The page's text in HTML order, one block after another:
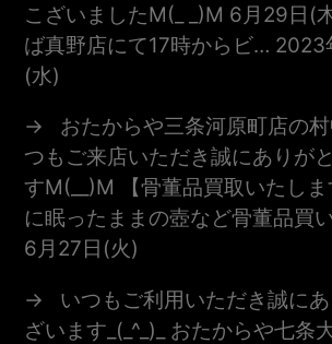
こざいましたm(_ _)m 6月29日(
ば真野店にて17時からビ… 2023
(水)
おたからや三条河原町店の
つもご来店いただき誠にありが
すm(__)m 【骨董品買取いたし
に眠ったままの壺など骨董品買
6月27日(火)
いつもご利用いただき誠に
ざいます_(_^_)_ おたからや七条